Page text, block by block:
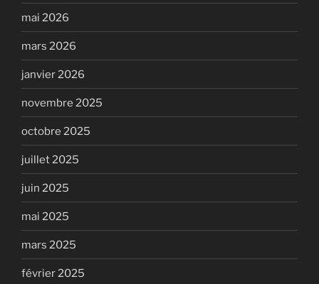
mai 2026
mars 2026
janvier 2026
novembre 2025
octobre 2025
juillet 2025
juin 2025
mai 2025
mars 2025
février 2025